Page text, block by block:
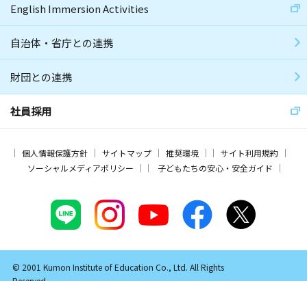
English Immersion Activities
自治体・省庁との連携
財団との連携
社員採用
個人情報保護方針 サイトマップ 推奨環境
サイト利用規約
ソーシャルメディアポリシー
子どもたちの安心・安全ガイド
© 2001 Kumon Institute of Education Co., Ltd. All Rights